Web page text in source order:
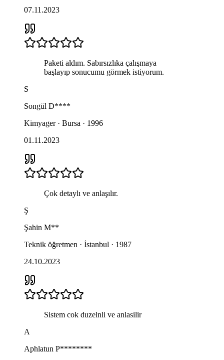
07.11.2023
Paketi aldım. Sabırsızlıka çalışmaya
başlayıp sonucumu görmek istiyorum.
S
Songül D****
Kimyager · Bursa · 1996
01.11.2023
Çok detaylı ve anlaşılır.
Ş
Şahin M**
Teknik öğretmen · İstanbul · 1987
24.10.2023
Sistem cok duzelnli ve anlasilir
A
Aphlatun P********